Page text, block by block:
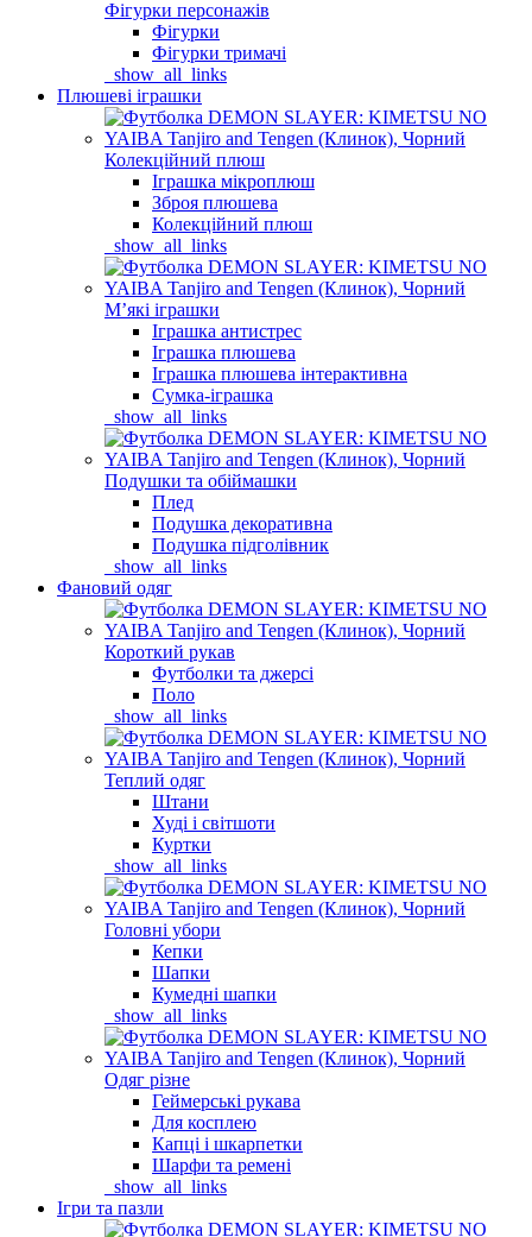
Фігурки персонажів
Фігурки
Фігурки тримачі
_show_all_links
Плюшеві іграшки
Колекційний плюш
Іграшка мікроплюш
Зброя плюшева
Колекційний плюш
_show_all_links
Мʼякі іграшки
Іграшка антистрес
Іграшка плюшева
Іграшка плюшева інтерактивна
Сумка-іграшка
_show_all_links
Подушки та обіймашки
Плед
Подушка декоративна
Подушка підголівник
_show_all_links
Фановий одяг
Короткий рукав
Футболки та джерсі
Поло
_show_all_links
Теплий одяг
Штани
Худі і світшоти
Куртки
_show_all_links
Головні убори
Кепки
Шапки
Кумедні шапки
_show_all_links
Одяг різне
Геймерські рукава
Для косплею
Капці і шкарпетки
Шарфи та ремені
_show_all_links
Ігри та пазли